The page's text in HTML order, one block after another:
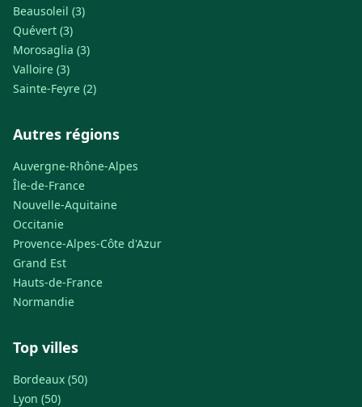
Beausoleil (3)
Quévert (3)
Morosaglia (3)
Valloire (3)
Sainte-Feyre (2)
Autres régions
Auvergne-Rhône-Alpes
Île-de-France
Nouvelle-Aquitaine
Occitanie
Provence-Alpes-Côte d'Azur
Grand Est
Hauts-de-France
Normandie
Top villes
Bordeaux (50)
Lyon (50)